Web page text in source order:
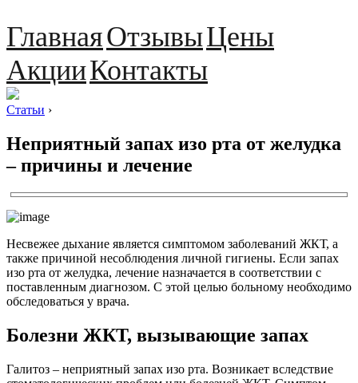
ГлавнаяОтзывыЦены
АкцииКонтакты
Статьи ›
Неприятный запах изо рта от желудка
– причины и лечение
Несвежее дыхание является симптомом заболеваний ЖКТ, а
также причиной несоблюдения личной гигиены. Если запах
изо рта от желудка, лечение назначается в соответствии с
поставленным диагнозом. С этой целью больному необходимо
обследоваться у врача.
Болезни ЖКТ, вызывающие запах
Галитоз – неприятный запах изо рта. Возникает вследствие